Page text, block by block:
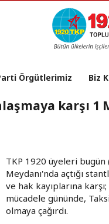
Örgütlerimiz Biz
karşı 1
TKP 1920 üyeleri bugün
Meydanı'nda açtığı
ve hak kayıplarına
mücadele gününde,
olmaya çağırdı.